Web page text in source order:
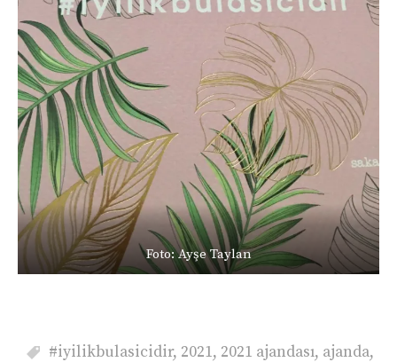
Foto: Ayşe Taylan
#iyilikbulasicidir, 2021, 2021 ajandası, ajanda,